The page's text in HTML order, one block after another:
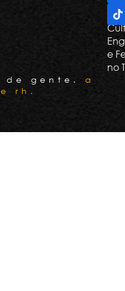
e
no
de gente. a
rh.